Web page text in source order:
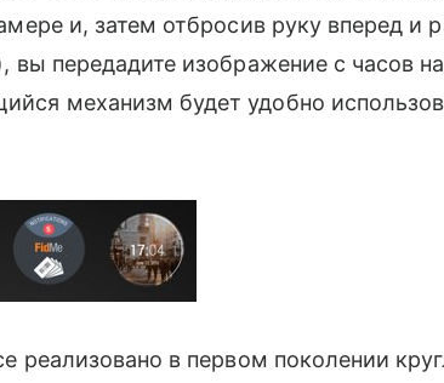
и, затем отбросив руку вперед и
вы передадите изображение с часов на
механизм будет удобно
реализовано в первом поколении